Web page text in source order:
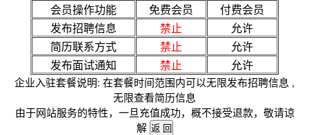
会员操作功能 免费会员
付费会员
发布招聘信息
禁止
允许
简历联系方式
禁止
允许
发布面试通知
禁止 允许
企业入驻套餐说明: 在套餐时间范围内可以无限发布招聘信息 ,
无限查看简历信息
由于网站服务的特性，一旦充值成功，概不接受退款，敬请谅
解